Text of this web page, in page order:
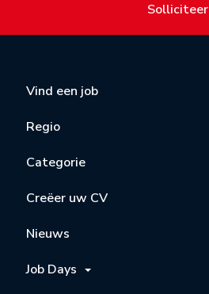
Solliciteer
Vind een job
Regio
Categorie
Creëer uw CV
Nieuws
Job Days